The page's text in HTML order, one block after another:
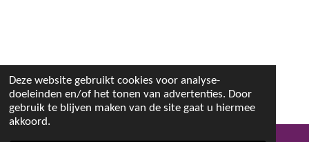
Deze website gebruikt cookies voor analyse-
doeleinden en/of het tonen van advertenties. Door
gebruik te blijven maken van de site gaat u hiermee
akkoord.